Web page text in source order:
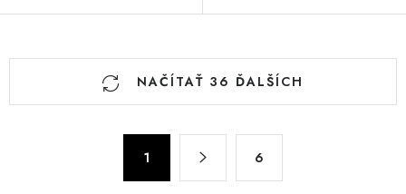
O
NAČÍTAŤ 36 ĎALŠÍCH
1 6